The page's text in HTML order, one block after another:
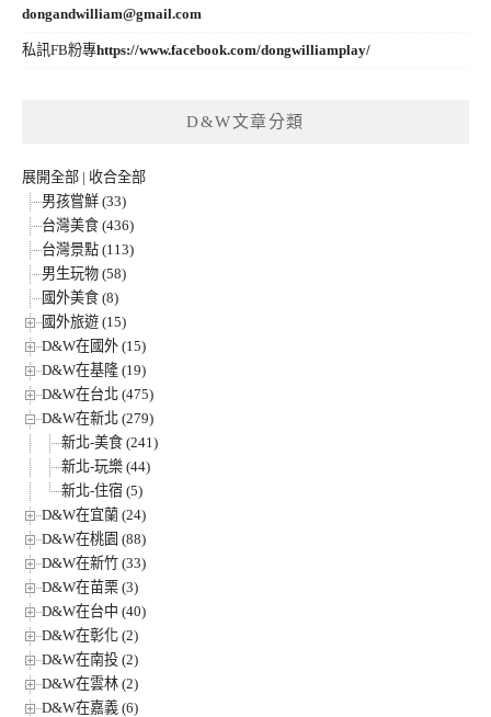
dongandwilliam@gmail.com
私訊FB粉專https://www.facebook.com/dongwilliamplay/
D&W文章分類
展開全部 | 收合全部
男孩嘗鮮 (33)
台灣美食 (436)
台灣景點 (113)
男生玩物 (58)
國外美食 (8)
國外旅遊 (15)
D&W在國外 (15)
D&W在基隆 (19)
D&W在台北 (475)
D&W在新北 (279)
新北-美食 (241)
新北-玩樂 (44)
新北-住宿 (5)
D&W在宜蘭 (24)
D&W在桃園 (88)
D&W在新竹 (33)
D&W在苗栗 (3)
D&W在台中 (40)
D&W在彰化 (2)
D&W在南投 (2)
D&W在雲林 (2)
D&W在嘉義 (6)